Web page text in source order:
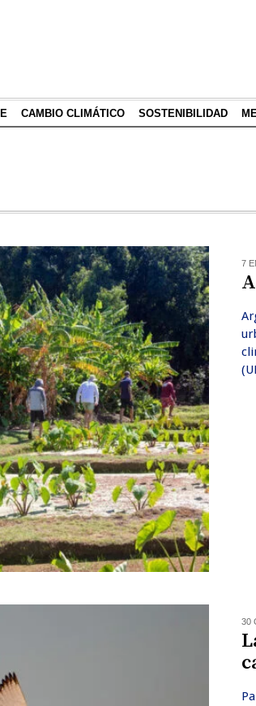
CAMBIO CLIMÁTICO SOSTENIBILIDAD
7
30